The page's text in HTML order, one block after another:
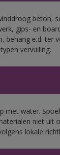
beton,
gips- en
behang e.d. ter
vervuiling.
met water.
niet uit
lokale